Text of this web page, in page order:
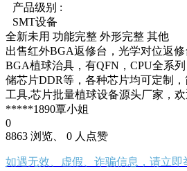
产品级别 :
SMT设备
全新未用 功能完整 外形完整 其他
出售红外BGA返修台，光学对位返
BGA植球治具，有QFN，CPU全系
储芯片DDR等，各种芯片均可定制
工具,芯片批量植球设备源头厂家，
*****1890覃小姐
0
8863 浏览、 0 人点赞
如遇无效、虚假、诈骗信息，请立即